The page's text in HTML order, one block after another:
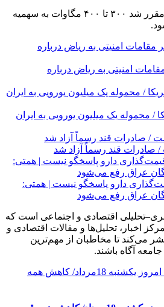
معاون وزیر صمت، گفت: مقرر شد ۳۰۰ تا ۴۰۰ مگاوات به سهمیه
امنیتی به ریاض درباره
/ محموله یک میلیون یورویی به ایران
/ صادرات قند رسماً آزاد شد
دارو پاسخگو نیست | همتی:
عراق رفع می‌شود
اقتصادی و اجتماعی است که
متمرکز اخبار، تحلیل‌ها و مقالات اقتصادی و
می‌کند تا مخاطبان از مهم‌ترین
جامعه آگاه باشند.